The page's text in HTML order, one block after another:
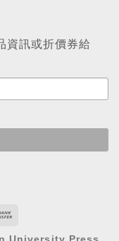
資訊或折價券給